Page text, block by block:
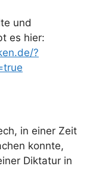
und
es hier:
?
in einer Zeit
konnte,
Diktatur in